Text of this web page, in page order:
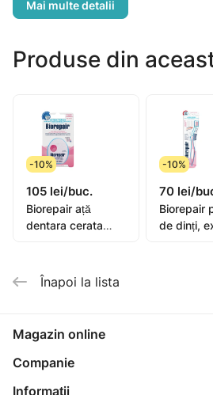
trecut printr-un proces de
Fiecare perie are un capac de
periilor au un diametru de
Importator "Rihpangalfarma"
Spătarul,36. mun Chișinău
Produse din
-10%
105 lei/buc.
Biorepair ață
dentara cerata
-10%
70 lei/
Biorepair
de dinți,
Înapoi la lista
Magazin online
Companie
Informaţii